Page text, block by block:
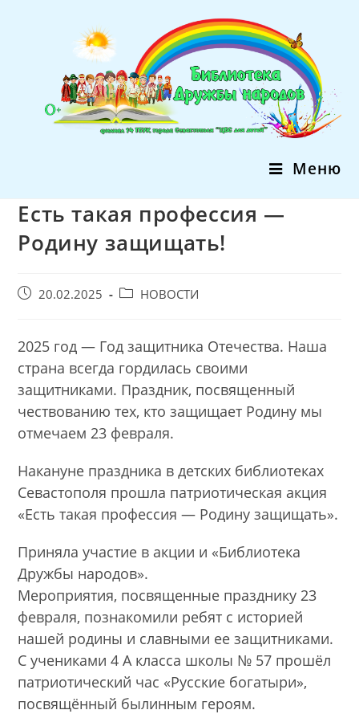
Меню
Есть такая профессия —
Родину защищать!
Запись20.02.2025
PostНОВОСТИ
2025 год — Год защитника Отечества. Наша
страна всегда гордилась своими
защитниками. Праздник, посвященный
чествованию тех, кто защищает Родину мы
отмечаем 23 февраля.
Накануне праздника в детских библиотеках
Севастополя прошла патриотическая акция
«Есть такая профессия — Родину защищать».
Приняла участие в акции и «Библиотека
Дружбы народов».
Мероприятия, посвященные празднику 23
февраля, познакомили ребят с историей
нашей родины и славными ее защитниками.
С учениками 4 А класса школы № 57 прошёл
патриотический час «Русские богатыри»,
посвящённый былинным героям.